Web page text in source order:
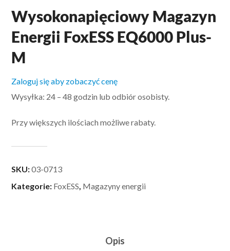
Wysokonapięciowy Magazyn
Energii FoxESS EQ6000 Plus-
M
Zaloguj się aby zobaczyć cenę
Wysyłka: 24 – 48 godzin lub odbiór osobisty.
Przy większych ilościach możliwe rabaty.
SKU:03-0713
Kategorie: FoxESS, Magazyny energii
Opis